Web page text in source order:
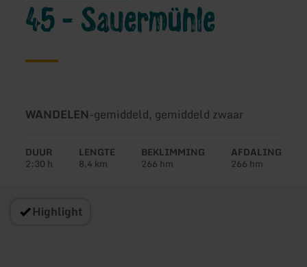
45 - Sauermühle
Soort
WANDELEN-Moeilijkheidsgraad:
gemiddeld, gemiddeld zwaar
DUUR
2:30 h
LENGTE
8,4 km
BEKLIMMING
266 hm
AFDALING
266 hm
Highlight